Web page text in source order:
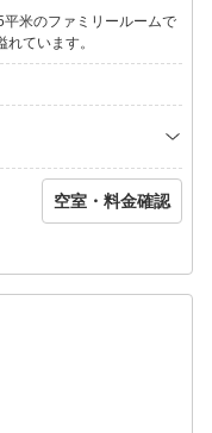
米のファミリールームで
ています。
空室・料金確認